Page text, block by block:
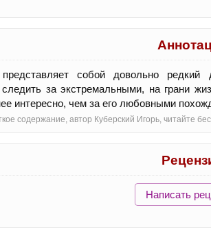
собой довольно
следить за экстремальными, на грани
интересно, чем за его любовными
содержание, автор Куберский Игорь, читайте
Написать